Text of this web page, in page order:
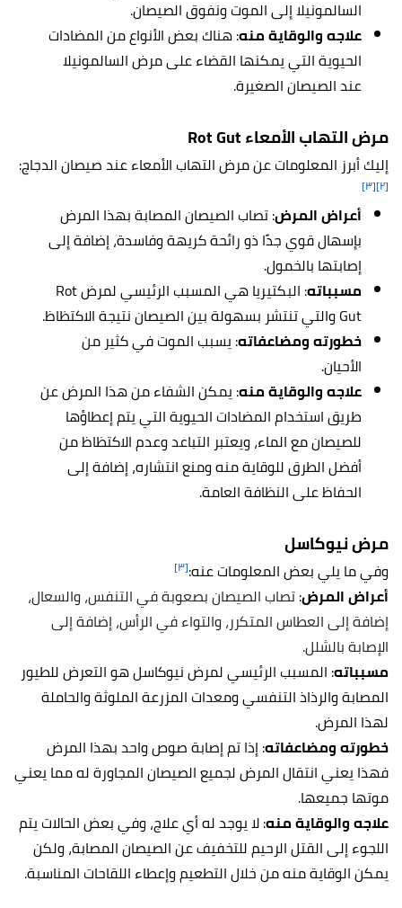
السالمونيلا إلى الموت ونفوق الصيصان.
علاجه والوقاية منه: هناك بعض الأنواع من المضادات
الحيوية التي يمكنها القضاء على مرض السالمونيلا
عند الصيصان الصغيرة.
مرض التهاب الأمعاء Rot Gut
إليك أبرز المعلومات عن مرض التهاب الأمعاء عند صيصان الدجاج:
[٢] [٣]
أعراض المرض: تصاب الصيصان المصابة بهذا المرض
بإسهال قوي جدًا ذو رائحة كريهة وفاسدة، إضافة إلى
إصابتها بالخمول.
مسبباته
: البكتيريا هي المسبب الرئيسي لمرض Rot
Gut والتي تنتشر بسهولة بين الصيصان نتيجة الاكتظاظ.
خطورته ومضاعفاته: يسبب الموت في كثير من
الأحيان.
علاجه والوقاية منه: يمكن الشفاء من هذا المرض عن
طريق استخدام المضادات الحيوية التي يتم إعطاؤها
للصيصان مع الماء، ويعتبر التباعد وعدم الاكتظاظ من
أفضل الطرق للوقاية منه ومنع انتشاره، إضافة إلى
الحفاظ على النظافة العامة.
مرض نيوكاسل
وفي ما يلي بعض المعلومات عنه:[٣]
أعراض المرض:تصاب الصيصان بصعوبة في التنفس، والسعال،
إضافة إلى العطاس المتكرر، والتواء في الرأس، إضافة إلى
الإصابة بالشلل.
مسبباته: المسبب الرئيسي لمرض نيوكاسل هو التعرض للطيور
المصابة والرذاذ التنفسي ومعدات المزرعة الملوثة والحاملة
لهذا المرض.
خطورته ومضاعفاته: إذا تم إصابة صوص واحد بهذا المرض
فهذا يعني انتقال المرض لجميع الصيصان المجاورة له مما يعني
موتها جميعها.
علاجه والوقاية منه: لا يوجد له أي علاج، وفي بعض الحالات يتم
اللجوء إلى القتل الرحيم للتخفيف عن الصيصان المصابة، ولكن
يمكن الوقاية منه من خلال التطعيم وإعطاء اللقاحات المناسبة.